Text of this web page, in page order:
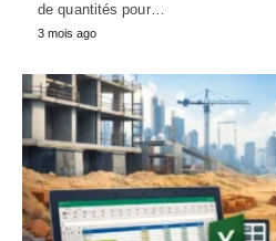
de quantités pour…
3 mois ago